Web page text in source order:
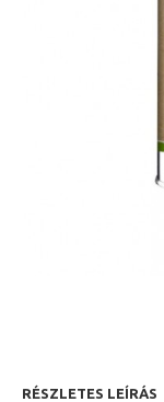
RÉSZLETES LEÍRÁS